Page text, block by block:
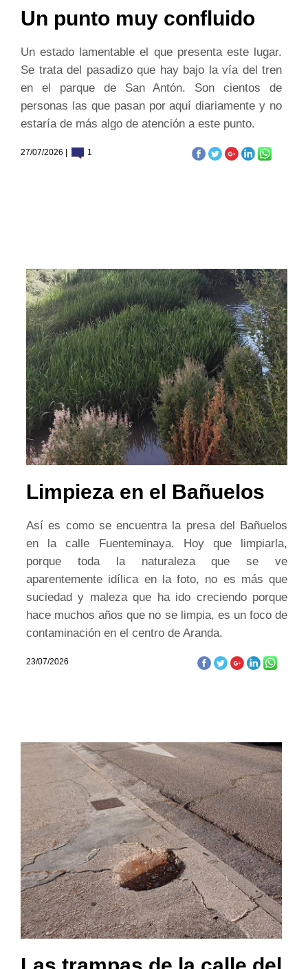
Un punto muy confluido
Un estado lamentable el que presenta este lugar.
Se trata del pasadizo que hay bajo la vía del tren
en el parque de San Antón. Son cientos de
personas las que pasan por aquí diariamente y no
estaría de más algo de atención a este punto.
27/07/2026 | 1
Limpieza en el Bañuelos
Así es como se encuentra la presa del Bañuelos
en la calle Fuenteminaya. Hoy que limpiarla,
porque toda la naturaleza que se ve
aparentemente idílica en la foto, no es más que
suciedad y maleza que ha ido creciendo porque
hace muchos años que no se limpia, es un foco de
contaminación en el centro de Aranda.
23/07/2026